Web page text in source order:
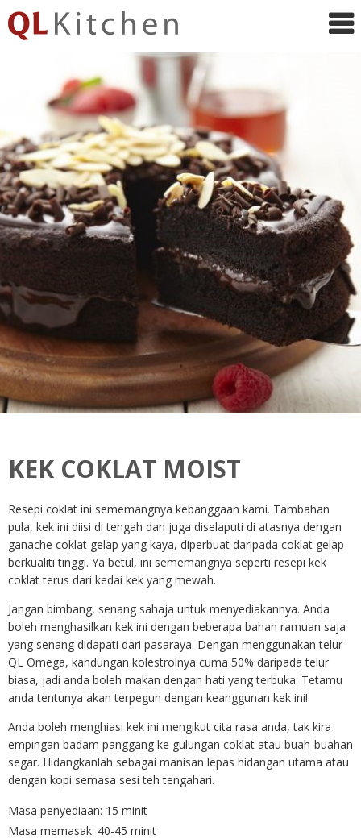
Kitchen
KEK COKLAT MOIST
Resepi coklat ini sememangnya kebanggaan kami. Tambahan
pula, kek ini diisi di tengah dan juga diselaputi di atasnya dengan
ganache coklat gelap yang kaya, diperbuat daripada coklat gelap
berkualiti tinggi. Ya betul, ini sememangnya seperti resepi kek
coklat terus dari kedai kek yang mewah.
Jangan bimbang, senang sahaja untuk menyediakannya. Anda
boleh menghasilkan kek ini dengan beberapa bahan ramuan saja
yang senang didapati dari pasaraya. Dengan menggunakan telur
QL Omega, kandungan kolestrolnya cuma 50% daripada telur
biasa, jadi anda boleh makan dengan hati yang terbuka. Tetamu
anda tentunya akan terpegun dengan keanggunan kek ini!
Anda boleh menghiasi kek ini mengikut cita rasa anda, tak kira
empingan badam panggang ke gulungan coklat atau buah-buahan
segar. Hidangkanlah sebagai manisan lepas hidangan utama atau
dengan kopi semasa sesi teh tengahari.
Masa penyediaan: 15 minit
Masa memasak: 40-45 minit